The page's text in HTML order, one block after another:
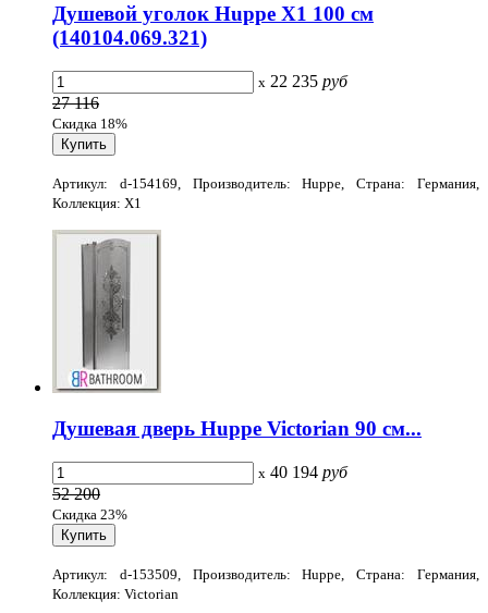
Душевой уголок Huppe X1 100 см
(140104.069.321)
x 22 235 руб
27 116
Скидка 18%
Артикул: d-154169, Производитель: Huppe, Страна: Германия,
Коллекция: X1
Душевая дверь Huppe Victorian 90 см...
x 40 194 руб
52 200
Скидка 23%
Артикул: d-153509, Производитель: Huppe, Страна: Германия,
Коллекция: Victorian